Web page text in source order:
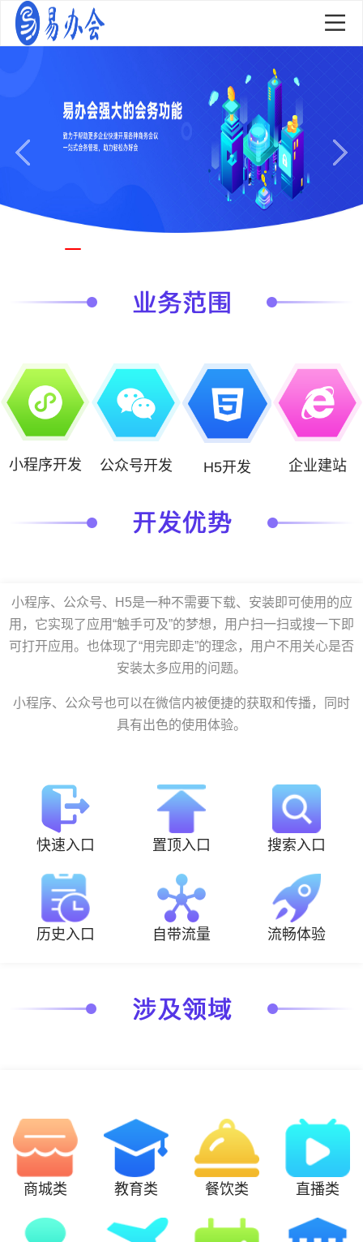
小程序开发 公众号开发 H5开发 企业建站
小程序、公众号、H5是一种不需要下载、安装即可使用的应
用，它实现了应用“触手可及”的梦想，用户扫一扫或搜一下即
可打开应用。也体现了“用完即走”的理念，用户不用关心是否
安装太多应用的问题。
小程序、公众号也可以在微信内被便捷的获取和传播，同时
具有出色的使用体验。
快速入口 置顶入口 搜索入口
历史入口 自带流量 流畅体验
商城类 教育类 餐饮类 直播类